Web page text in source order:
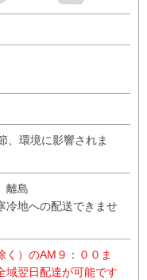
、環境に影響されま
離島
冷地への配送できませ
く）のAM９：００ま
域翌日配達が可能です